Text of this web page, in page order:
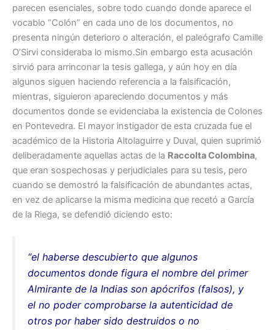
parecen esenciales, sobre todo cuando donde aparece el
vocablo “Colón” en cada uno de los documentos, no
presenta ningún deterioro o alteración, el paleógrafo Camille
O’Sirvi consideraba lo mismo.Sin embargo esta acusación
sirvió para arrinconar la tesis gallega, y aún hoy en día
algunos siguen haciendo referencia a la falsificación,
mientras, siguieron apareciendo documentos y más
documentos donde se evidenciaba la existencia de Colones
en Pontevedra. El mayor instigador de esta cruzada fue el
académico de la Historia Altolaguirre y Duval, quien suprimió
deliberadamente aquellas actas de la Raccolta Colombina,
que eran sospechosas y perjudiciales para su tesis, pero
cuando se demostró la falsificación de abundantes actas,
en vez de aplicarse la misma medicina que recetó a García
de la Riega, se defendió diciendo esto:
“el haberse descubierto que algunos
documentos donde figura el nombre del primer
Almirante de la Indias son apócrifos (falsos), y
el no poder comprobarse la autenticidad de
otros por haber sido destruidos o no